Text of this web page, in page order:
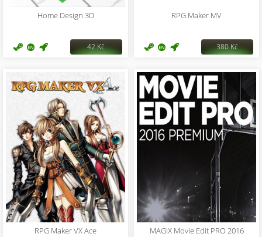
Home Design 3D
42 Kč
RPG Maker MV
380 Kč
RPG Maker VX Ace MAGIX Movie Edit PRO 2016